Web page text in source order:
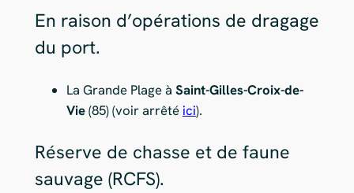
En raison d’opérations de dragage
du port.
La Grande Plage à Saint-Gilles-Croix-de-
Vie(85) (voir arrêté ici).
Réserve de chasse et de faune
sauvage (RCFS).